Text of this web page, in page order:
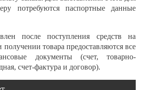
потребуются паспортные данные
после поступления средств на
товара предоставляются все
документы (счет, товарно-
счет-фактура и договор).